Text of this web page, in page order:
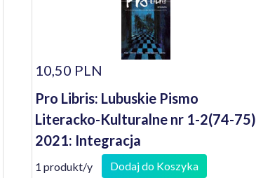
10,50 PLN
Pro Libris: Lubuskie Pismo
Literacko-Kulturalne nr 1-2(74-75)
2021: Integracja
1 produkt/y Dodaj do Koszyka